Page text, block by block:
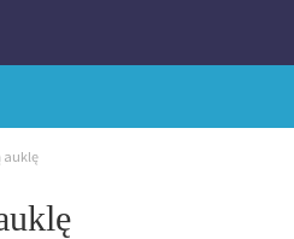
auklę